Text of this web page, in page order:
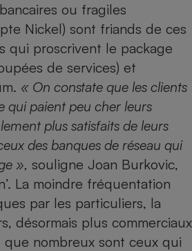
ou fragiles
Nickel) sont friands de ces
qui proscrivent le package
de services) et
« On constate que les clients
qui paient peu cher leurs
plus satisfaits de leurs
des banques de réseau qui
», souligne Joan Burkovic,
La moindre fréquentation
par les particuliers, la
désormais plus commerciaux
nombreux sont ceux qui